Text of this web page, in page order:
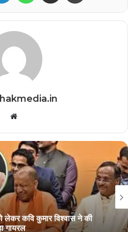
Website
लेकर कवि कुमार विश्वास ने की
गायरल